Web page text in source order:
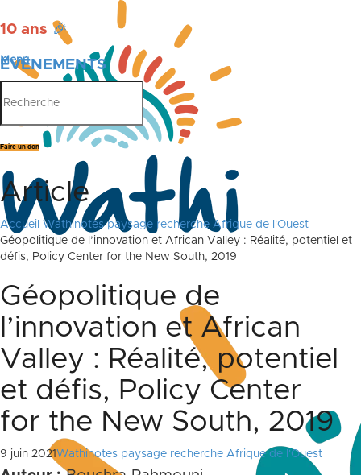
10 ans 🎉
ÉVÉNEMENTS
PUBLICATIONS
Menu
Faire un don
Article
Accueil
Wathinotes paysage recherche Afrique de l'Ouest
Géopolitique de l’innovation et African Valley : Réalité, potentiel et
défis, Policy Center for the New South, 2019
Géopolitique de
l’innovation et African
Valley : Réalité, potentiel
et défis, Policy Center
for the New South, 2019
9 juin 2021 Wathinotes paysage recherche Afrique de l'Ouest